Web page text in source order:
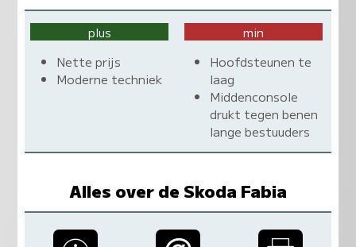
plus
Nette prijs
Moderne techniek
min
Hoofdsteunen te
laag
Middenconsole
drukt tegen benen
lange bestuuders
Alles over de Skoda Fabia